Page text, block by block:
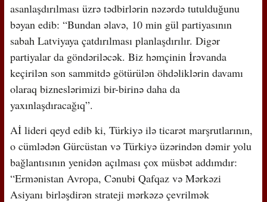
asanlaşdırılması üzrə tədbirlərin nəzərdə tutulduğunu
bəyan edib: “Bundan əlavə, 10 min gül partiyasının
sabah Latviyaya çatdırılması planlaşdırılır. Digər
partiyalar da göndəriləcək. Biz həmçinin İrəvanda
keçirilən son sammitdə götürülən öhdəliklərin davamı
olaraq bizneslərimizi bir-birinə daha da
yaxınlaşdıracağıq”.
Aİ lideri qeyd edib ki, Türkiyə ilə ticarət marşrutlarının,
o cümlədən Gürcüstan və Türkiyə üzərindən dəmir yolu
bağlantısının yenidən açılması çox müsbət addımdır:
“Ermənistan Avropa, Cənubi Qafqaz və Mərkəzi
Asiyanı birləşdirən strateji mərkəzə çevrilmək